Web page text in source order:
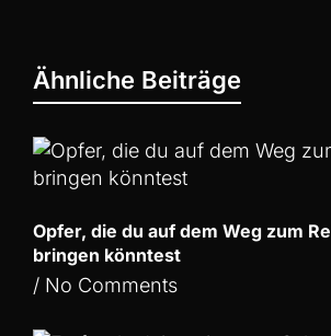
Ähnliche Beiträge
Opfer, die du auf dem Weg zum
bringen könntest
/ No Comments